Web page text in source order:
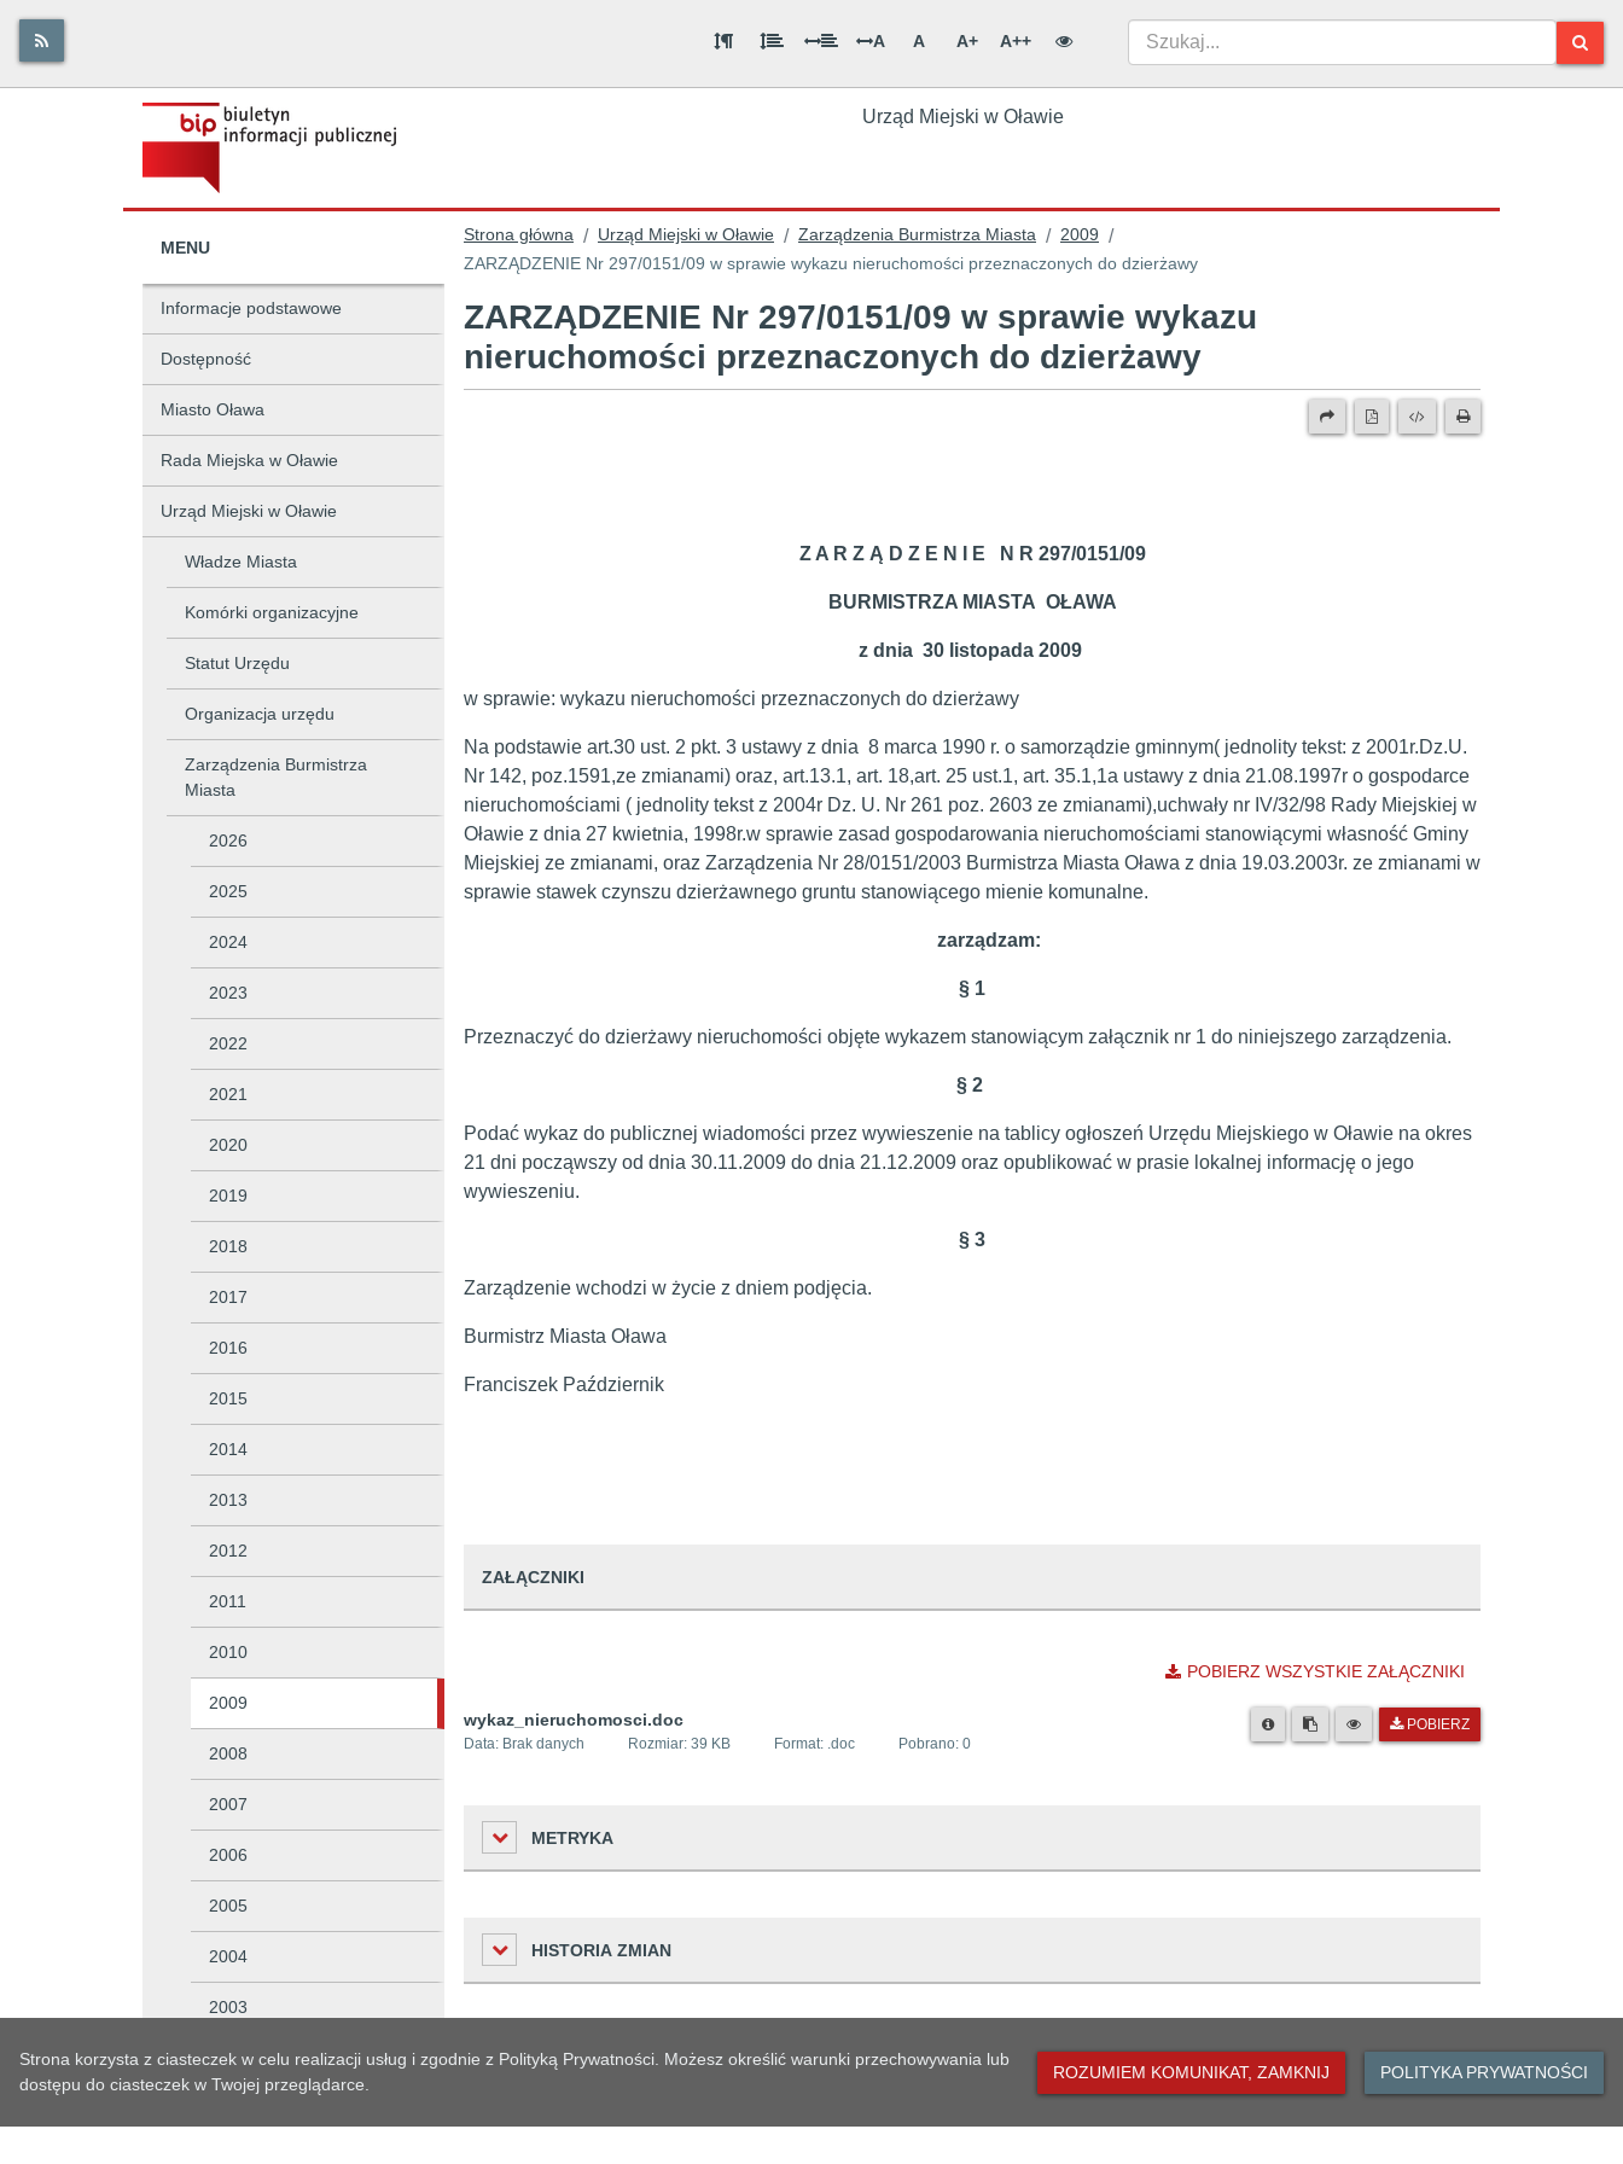
A A A+ A++
Urząd Miejski w Oławie
MENU
Informacje podstawowe
Dostępność
Miasto Oława
Rada Miejska w Oławie
Urząd Miejski w Oławie
Władze Miasta
Komórki organizacyjne
Statut Urzędu
Organizacja urzędu
Zarządzenia Burmistrza
Miasta
2026
2025
2024
2023
2022
2021
2020
2019
2018
2017
2016
2015
2014
2013
2012
2011
2010
2009
2008
2007
2006
2005
2004
2003
Ewidencje i rejestry
Strona główna / Urząd Miejski w Oławie / Zarządzenia Burmistrza Miasta / 2009 /
ZARZĄDZENIE Nr 297/0151/09 w sprawie wykazu nieruchomości przeznaczonych do dzierżawy
ZARZĄDZENIE Nr 297/0151/09 w sprawie wykazu
nieruchomości przeznaczonych do dzierżawy
Z A R Z Ą D Z E N I E N R 297/0151/09
BURMISTRZA MIASTA OŁAWA
z dnia 30 listopada 2009
w sprawie: wykazu nieruchomości przeznaczonych do dzierżawy
Na podstawie art.30 ust. 2 pkt. 3 ustawy z dnia 8 marca 1990 r. o samorządzie gminnym( jednolity tekst: z 2001r.Dz.U.
Nr 142, poz.1591,ze zmianami) oraz, art.13.1, art. 18,art. 25 ust.1, art. 35.1,1a ustawy z dnia 21.08.1997r o gospodarce
nieruchomościami ( jednolity tekst z 2004r Dz. U. Nr 261 poz. 2603 ze zmianami),uchwały nr IV/32/98 Rady Miejskiej w
Oławie z dnia 27 kwietnia, 1998r.w sprawie zasad gospodarowania nieruchomościami stanowiącymi własność Gminy
Miejskiej ze zmianami, oraz Zarządzenia Nr 28/0151/2003 Burmistrza Miasta Oława z dnia 19.03.2003r. ze zmianami w
sprawie stawek czynszu dzierżawnego gruntu stanowiącego mienie komunalne.
zarządzam:
§ 1
Przeznaczyć do dzierżawy nieruchomości objęte wykazem stanowiącym załącznik nr 1 do niniejszego zarządzenia.
§ 2
Podać wykaz do publicznej wiadomości przez wywieszenie na tablicy ogłoszeń Urzędu Miejskiego w Oławie na okres
21 dni począwszy od dnia 30.11.2009 do dnia 21.12.2009 oraz opublikować w prasie lokalnej informację o jego
wywieszeniu.
§ 3
Zarządzenie wchodzi w życie z dniem podjęcia.
Burmistrz Miasta Oława
Franciszek Październik
ZAŁĄCZNIKI
POBIERZ WSZYSTKIE ZAŁĄCZNIKI
wykaz_nieruchomosci.doc
Data: Brak danych Rozmiar: 39 KB Format: .doc Pobrano: 0
POBIERZ
METRYKA
Liczba odwiedzin
Podmiot udostępniający informację Urząd Miejski w Oławie
Osoba wprowadzająca informację Urszula Pałamarz
Osoba odpowiedzialna Krystyna Brakoner
HISTORIA ZMIAN
Wyedytowano artykuł.
Strona korzysta z ciasteczek w celu realizacji usług i zgodnie z Polityką Prywatności. Możesz określić warunki przechowywania lub
dostępu do ciasteczek w Twojej przeglądarce.
ROZUMIEM KOMUNIKAT, ZAMKNIJ POLITYKA PRYWATNOŚCI